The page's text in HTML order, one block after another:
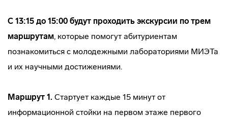
С 13:15 до 15:00 будут проходить экскурсии по трем
маршрутам, которые помогут абитуриентам
познакомиться с молодежными лабораториями МИЭТа
и их научными достижениями.
Маршрут 1. Стартует каждые 15 минут от
информационной стойки на первом этаже первого